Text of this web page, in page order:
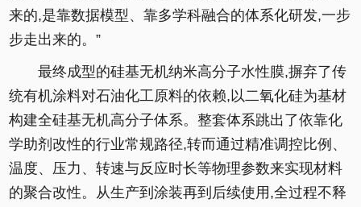
来的,是靠数据模型、靠多学科融合的体系化研发,一步
步走出来的。”
最终成型的硅基无机纳米高分子水性膜,摒弃了传
统有机涂料对石油化工原料的依赖,以二氧化硅为基材
构建全硅基无机高分子体系。整套体系跳出了依靠化
学助剂改性的行业常规路径,转而通过精准调控比例、
温度、压力、转速与反应时长等物理参数来实现材料
的聚合改性。从生产到涂装再到后续使用,全过程不释